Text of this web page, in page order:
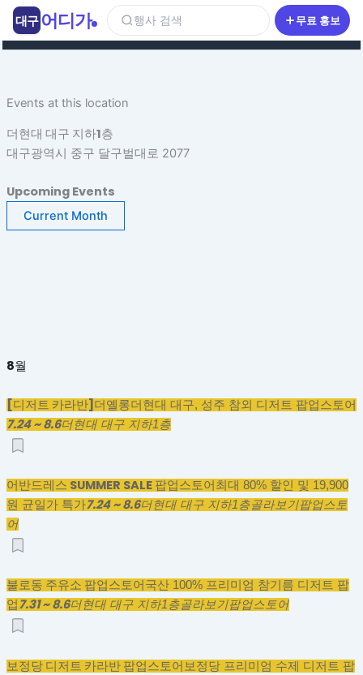
츠
너Events at this location
더현대 대구 지하1층
대구광역시 중구 달구벌대로 2077
Upcoming Events
Current Month
8월
[디저트 카라반]더옐롱더현대 대구, 성주 참외 디저트 팝업스토어
7.24 ~ 8.6더현대 대구 지하1층
어반드레스 SUMMER SALE 팝업스토어최대 80% 할인 및 19,900
원 균일가 특가7.24 ~ 8.6더현대 대구 지하1층골라보기팝업스토
어
불로동 주유소 팝업스토어국산 100% 프리미엄 참기름 디저트 팝
업7.31 ~ 8.6더현대 대구 지하1층골라보기팝업스토어
보정당 디저트 카라반 팝업스토어 보정당 프리미엄 수제 디저트 팝
대구 어디가 행사 검색 무료 홍보